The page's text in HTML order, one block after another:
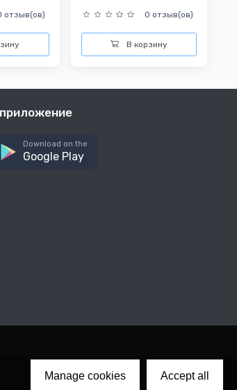
отзыв(ов) 0 отзыв(ов)
В корзину
Manage cookies Accept all
Download on the
Google Play